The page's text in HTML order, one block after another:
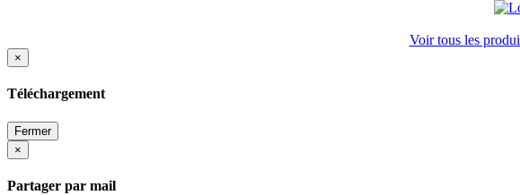
Voir tous les
×
Téléchargement
Fermer
×
Partager par mail